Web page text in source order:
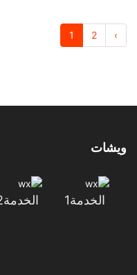
1 2 ›
ويشات
الخدمة1 الخدمة2